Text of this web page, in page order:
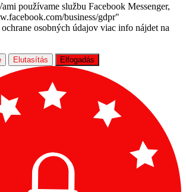
používame službu Facebook Messenger,
business/gdpr"
osobných údajov viac info nájdet na
Elutasítás Elfogadás